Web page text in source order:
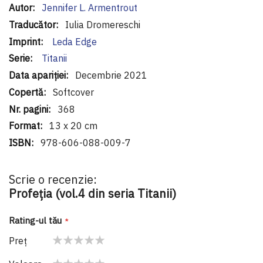
Informaţii
suplimentare
Jennifer L. Armentrout
Iulia Dromereschi
Leda Edge
Titanii
Decembrie 2021
Softcover
368
13 x 20 cm
978-606-088-009-7
Scrie o recenzie:
Profeția (vol.4 din seria Titanii)
Rating-ul tău
Preţ